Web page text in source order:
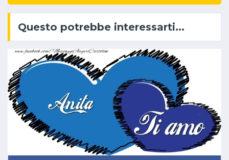
Questo potrebbe interessarti...